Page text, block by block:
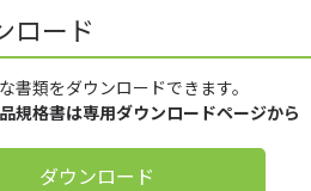
ロード
書類をダウンロードできます。
規格書は専用ダウンロードページから
ダウンロード